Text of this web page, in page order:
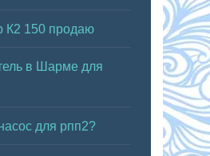
К2 150 продаю
в Шарме для
для рпп2?